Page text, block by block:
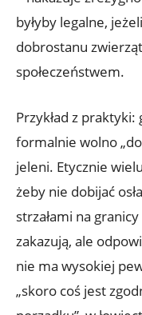
byłyby legalne,
dobrostanu
społeczeństwem.
Przykład z
formalnie wolno
jeleni. Etycznie
żeby nie dobijać
strzałami na
zakazują, ale
nie ma wysokiej
„skoro coś jest